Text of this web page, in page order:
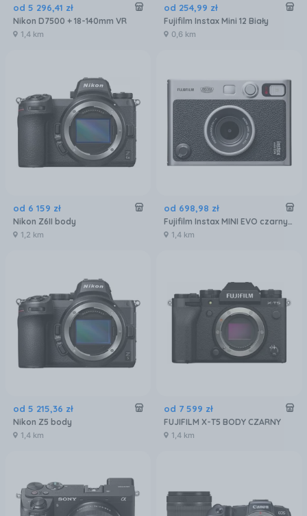
od 5 296,41 zł
Nikon D7500 + 18-140mm VR
1,4 km
od 254,99 zł
Fujifilm Instax Mini 12 Biały
0,6 km
od 6 159 zł
Nikon Z6II body
1,2 km
od 698,98 zł
Fujifilm Instax MINI EVO czarny (TYPE C)
1,4 km
od 5 215,36 zł
Nikon Z5 body
1,4 km
od 7 599 zł
FUJIFILM X-T5 BODY CZARNY
1,4 km